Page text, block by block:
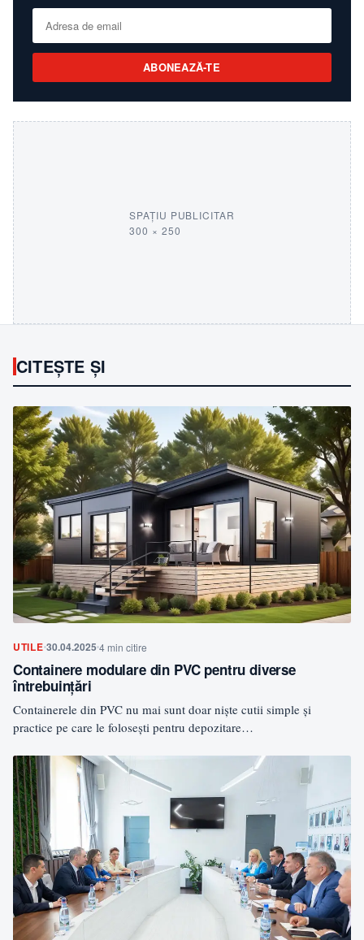
ABONEAZĂ-TE
SPAȚIU PUBLICITAR
300 × 250
CITEȘTE ȘI
UTILE 30.04.2025 4 min citire
Containere modulare din PVC pentru diverse
întrebuinţări
Containerele din PVC nu mai sunt doar niște cutii simple și
practice pe care le folosești pentru depozitare…